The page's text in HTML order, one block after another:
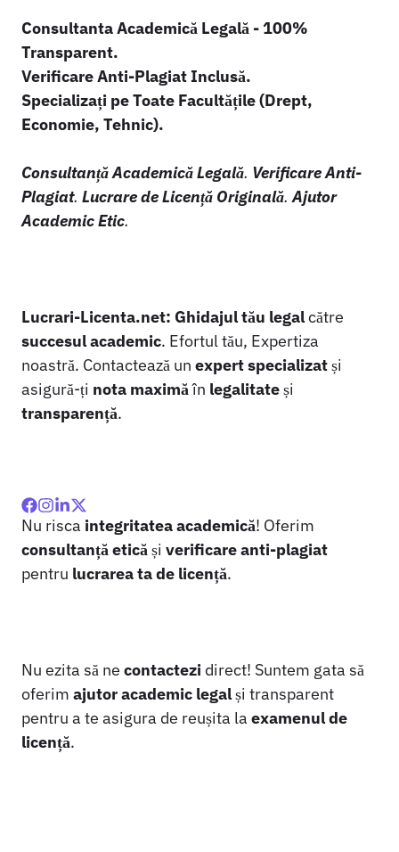
Consultanta Academică Legală - 100%
Transparent.
Verificare Anti-Plagiat Inclusă.
Specializați pe Toate Facultățile (Drept,
Economie, Tehnic).
Consultanță Academică Legală. Verificare Anti-
Plagiat. Lucrare de Licență Originală.Ajutor
Academic Etic.
Lucrari-Licenta.net: Ghidajul tău legalcătre
succesul academic. Efortul tău, Expertiza
noastră. Contactează un expert specializatși
asigură-ți nota maximăîn legalitateși
transparență.
Nu risca integritatea academică! Oferim
consultanță eticăși verificare anti-plagiat
pentru lucrarea ta de licență.
Nu ezita să ne contactezi direct! Suntem gata să
oferim ajutor academic legalși transparent
pentru a te asigura de reușita la examenul de
licență.